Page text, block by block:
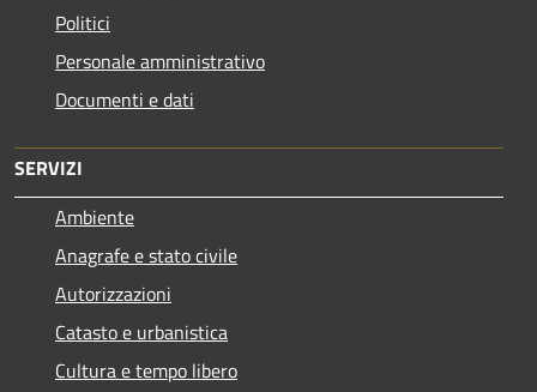
Politici
Personale amministrativo
Documenti e dati
SERVIZI
Ambiente
Anagrafe e stato civile
Autorizzazioni
Catasto e urbanistica
Cultura e tempo libero